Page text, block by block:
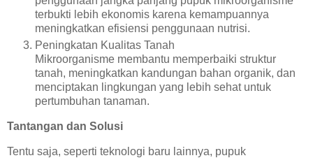
terbukti lebih ekonomis karena kemampuannya
meningkatkan efisiensi penggunaan nutrisi.
Peningkatan Kualitas Tanah
Mikroorganisme membantu memperbaiki struktur
tanah, meningkatkan kandungan bahan organik, dan
menciptakan lingkungan yang lebih sehat untuk
pertumbuhan tanaman.
Tantangan dan Solusi
Tentu saja, seperti teknologi baru lainnya, pupuk